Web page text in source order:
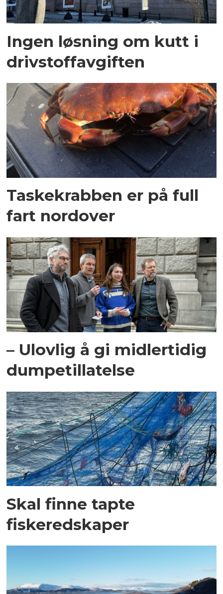
Ingen løsning om kutt i
drivstoffavgiften
Taskekrabben er på full
fart nordover
– Ulovlig å gi midlertidig
dumpetillatelse
Skal finne tapte
fiskeredskaper